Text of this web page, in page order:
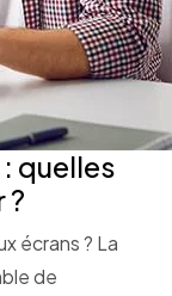
quelles
?
écrans ? La
de